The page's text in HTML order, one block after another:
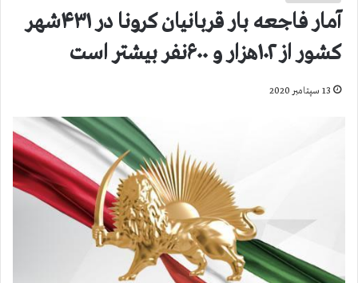
آمار فاجعه بار قربانیان کرونا در ۴۳۱شهر
کشور از ۱۰۲هزار و ۶۰۰نفر بیشتر است
13 سپتامبر 2020